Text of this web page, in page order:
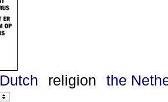
Dutch religion the